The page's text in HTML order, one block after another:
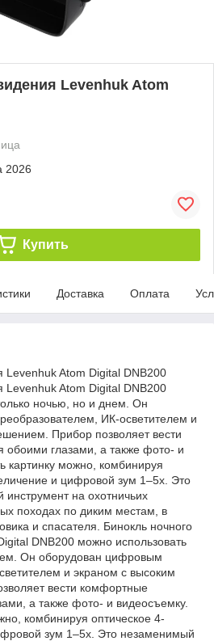
Levenhuk Atom
2026
Купить
Доставка Оплата
Levenhuk Atom Digital DNB200
Levenhuk Atom Digital DNB200
ночью, но и днем. Он
ИК-осветителем и
Прибор позволяет вести
глазами, а также фото- и
картинку можно, комбинируя
и цифровой зум 1–5х. Это
на охотничьих
походах по диким местам, в
и спасателя. Бинокль ночного
DNB200 можно использовать
Он оборудован цифровым
и экраном с высоким
вести комфортные
а также фото- и видеосъемку.
комбинируя оптическое 4-
зум 1–5х. Это незаменимый